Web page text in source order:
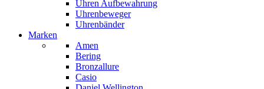
Uhren Aufbewahrung
Uhrenbeweger
Uhrenbänder
Marken
Amen
Bering
Bronzallure
Casio